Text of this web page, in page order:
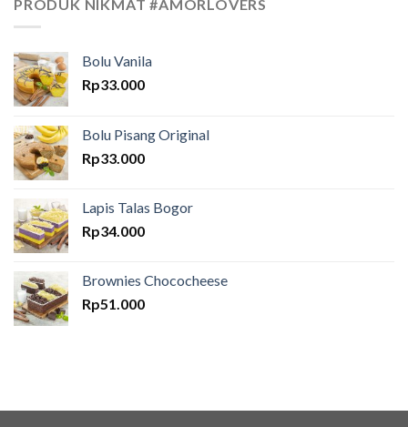
PRODUK NIKMAT #AMORLOVERS
Bolu Vanila
Rp33.000
Bolu Pisang Original
Rp33.000
Lapis Talas Bogor
Rp34.000
Brownies Chococheese
Rp51.000